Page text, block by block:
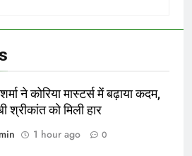
ने कोरिया मास्टर्स में बढ़ाया कदम,
श्रीकांत को मिली हार
1 hour ago 0